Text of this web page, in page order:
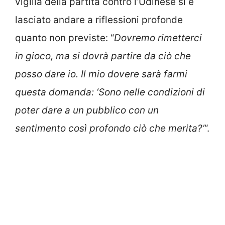
lasciato andare a riflessioni profonde
quanto non previste: “Dovremo rimetterci
in gioco, ma si dovrà partire da ciò che
posso dare io. Il mio dovere sarà farmi
questa domanda: ‘Sono nelle condizioni di
poter dare a un pubblico con un
sentimento così profondo ciò che merita?’“.